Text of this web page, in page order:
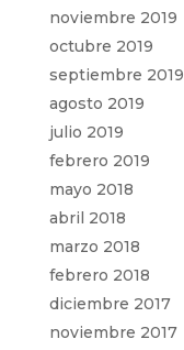
noviembre 2019
octubre 2019
septiembre 2019
agosto 2019
julio 2019
febrero 2019
mayo 2018
abril 2018
marzo 2018
febrero 2018
diciembre 2017
noviembre 2017